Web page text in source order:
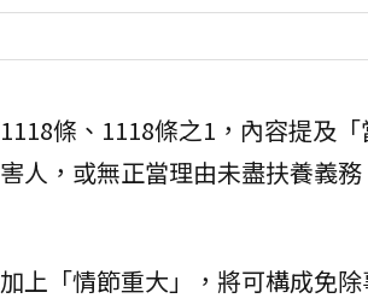
條、1118條之1，內容提及
人，或無正當理由未盡扶養義
上「情節重大」，將可構成免